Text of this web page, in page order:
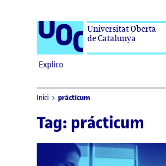
Universitat Oberta
de Catalunya
Explico
Inici prácticum
Tag: prácticum